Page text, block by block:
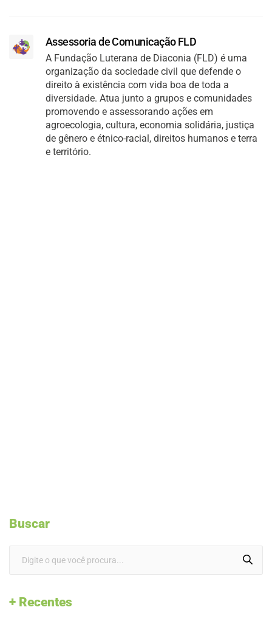
Assessoria de Comunicação FLD
A Fundação Luterana de Diaconia (FLD) é uma
organização da sociedade civil que defende o
direito à existência com vida boa de toda a
diversidade. Atua junto a grupos e comunidades
promovendo e assessorando ações em
agroecologia, cultura, economia solidária, justiça
de gênero e étnico-racial, direitos humanos e terra
e território.
Buscar
+ Recentes